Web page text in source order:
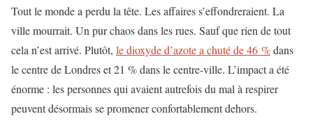
Tout le monde a perdu la tête. Les affaires s’effondreraient. La
ville mourrait. Un pur chaos dans les rues. Sauf que rien de tout
cela n’est arrivé. Plutôt, le dioxyde d’azote a chuté de 46 %dans
le centre de Londres et 21 % dans le centre-ville. L’impact a été
énorme : les personnes qui avaient autrefois du mal à respirer
peuvent désormais se promener confortablement dehors.